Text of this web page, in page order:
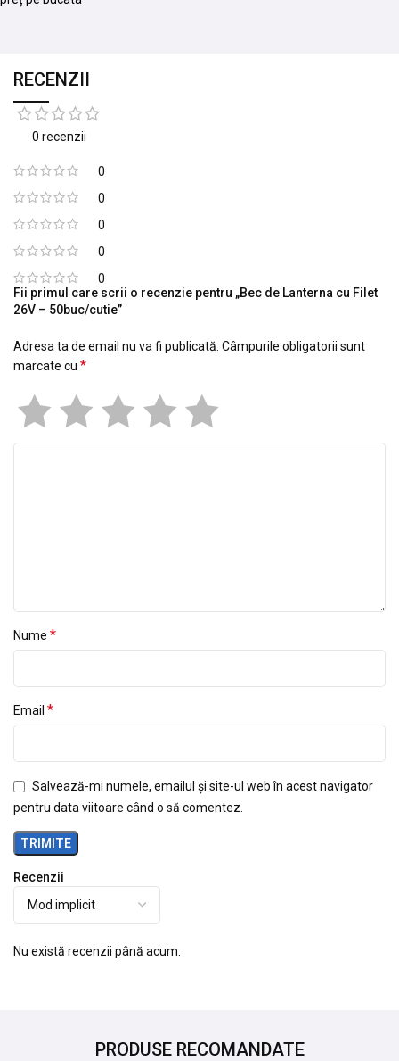
RECENZII
0 recenzii
0
0
0
0
0
Recenzii
Nu există recenzii până acum.
Fii primul care scrii o recenzie pentru „Bec de Lanterna cu Filet
26V – 50buc/cutie”
Adresa ta de email nu va fi publicată. Câmpurile obligatorii sunt
marcate cu *
Nume *
Email *
Salvează-mi numele, emailul și site-ul web în acest navigator
pentru data viitoare când o să comentez.
PRODUSE RECOMANDATE